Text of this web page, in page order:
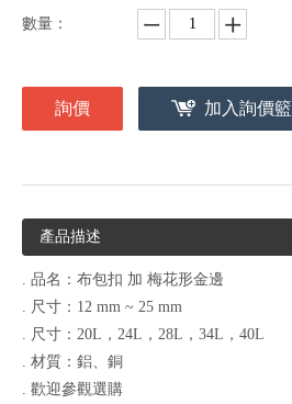
數量：
詢價 加入詢價籃
產品描述
. 品名：布包扣 加 梅花形金邊
. 尺寸：12 mm ~ 25 mm
. 尺寸：20L，24L，28L，34L，40L
. 材質：鋁、銅
. 歡迎參觀選購